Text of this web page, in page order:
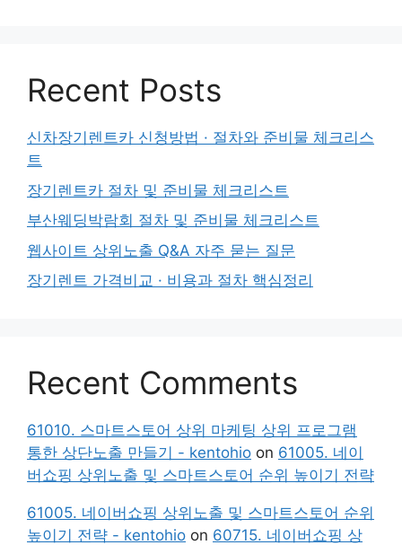
Recent Posts
신차장기렌트카 신청방법 · 절차와 준비물 체크리스
트
장기렌트카 절차 및 준비물 체크리스트
부산웨딩박람회 절차 및 준비물 체크리스트
웹사이트 상위노출 Q&A 자주 묻는 질문
장기렌트 가격비교 · 비용과 절차 핵심정리
Recent Comments
61010. 스마트스토어 상위 마케팅 상위 프로그램
통한 상단노출 만들기 - kentohio on 61005. 네이
버쇼핑 상위노출 및 스마트스토어 순위 높이기 전략
61005. 네이버쇼핑 상위노출 및 스마트스토어 순위
높이기 전략 - kentohio on 60715. 네이버쇼핑 상